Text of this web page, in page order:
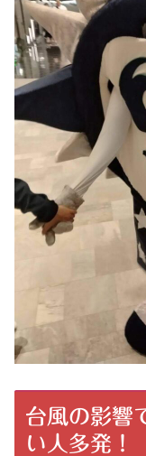
台風の影響
い人多発！